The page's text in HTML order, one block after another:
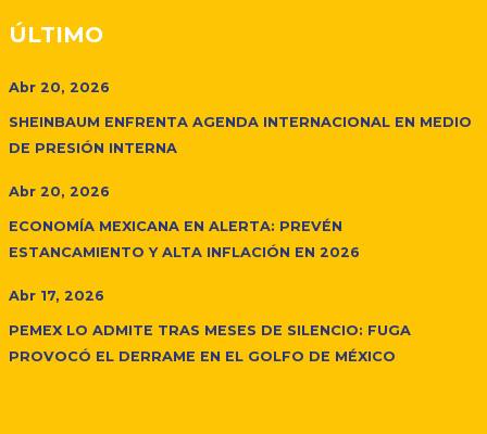
ÚLTIMO
Abr 20, 2026
SHEINBAUM ENFRENTA AGENDA INTERNACIONAL EN MEDIO
DE PRESIÓN INTERNA
Abr 20, 2026
ECONOMÍA MEXICANA EN ALERTA: PREVÉN
ESTANCAMIENTO Y ALTA INFLACIÓN EN 2026
Abr 17, 2026
PEMEX LO ADMITE TRAS MESES DE SILENCIO: FUGA
PROVOCÓ EL DERRAME EN EL GOLFO DE MÉXICO